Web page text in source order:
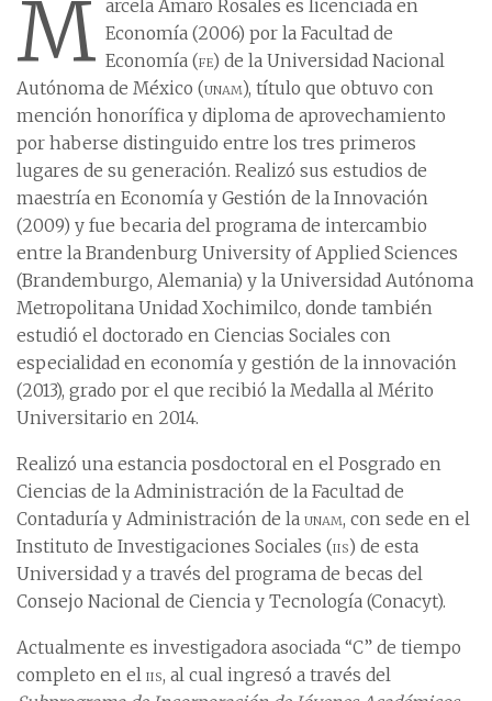
M arcela Amaro Rosales es licenciada en
Economía (2006) por la Facultad de
Economía (fe) de la Universidad Nacional
Autónoma de México (unam), título que obtuvo con
mención honorífica y diploma de aprovechamiento
por haberse distinguido entre los tres primeros
lugares de su generación. Realizó sus estudios de
maestría en Economía y Gestión de la Innovación
(2009) y fue becaria del programa de intercambio
entre la Brandenburg University of Applied Sciences
(Brandemburgo, Alemania) y la Universidad Autónoma
Metropolitana Unidad Xochimilco, donde también
estudió el doctorado en Ciencias Sociales con
especialidad en economía y gestión de la innovación
(2013), grado por el que recibió la Medalla al Mérito
Universitario en 2014.
Realizó una estancia posdoctoral en el Posgrado en
Ciencias de la Administración de la Facultad de
Contaduría y Administración de la unam, con sede en el
Instituto de Investigaciones Sociales (iis) de esta
Universidad y a través del programa de becas del
Consejo Nacional de Ciencia y Tecnología (Conacyt).
Actualmente es investigadora asociada “C” de tiempo
completo en el iis, al cual ingresó a través del